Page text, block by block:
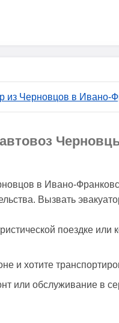
из Черновцов в Ивано-
в Ивано-
Вызвать
поездке
и хотите
или обслуживание в